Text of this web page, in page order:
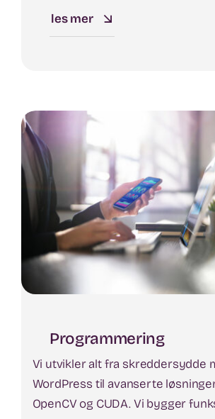
les mer
Programmering
Vi utvikler alt fra skreddersydde
WordPress til avanserte løsninger
OpenCV og CUDA. Vi bygger